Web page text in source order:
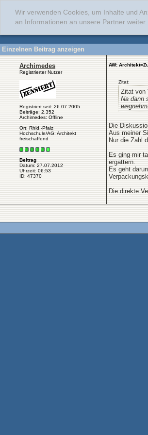
Wir verwenden Cookies, um Inhalte und
an Informationen an unsere Partner
Einzelnen Beitrag anzeigen
Archimedes
Registrierter Nutzer
Registriert seit: 26.07.2005
Beiträge: 2.352
Archimedes: Offline
Ort: Rhld.-Pfalz
Hochschule/AG: Architekt
freischaffend
Beitrag
Datum: 27.07.2012
Uhrzeit: 06:53
ID: 47370
AW:
Zitat:
Zitat von
Na dann
Die
Aus meiner
Nur die Zahl
Es ging mir
ergattern.
Es geht
Die direkte